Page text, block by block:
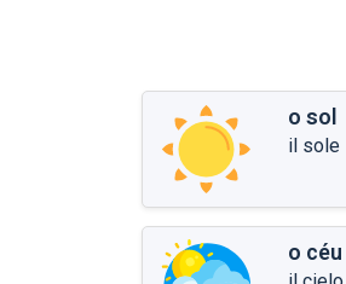
o sol
il sole
o céu